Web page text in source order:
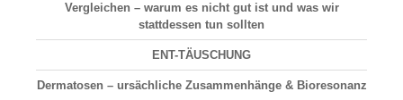
Vergleichen – warum es nicht gut ist und was wir
stattdessen tun sollten
ENT-TÄUSCHUNG
Dermatosen – ursächliche Zusammenhänge & Bioresonanz